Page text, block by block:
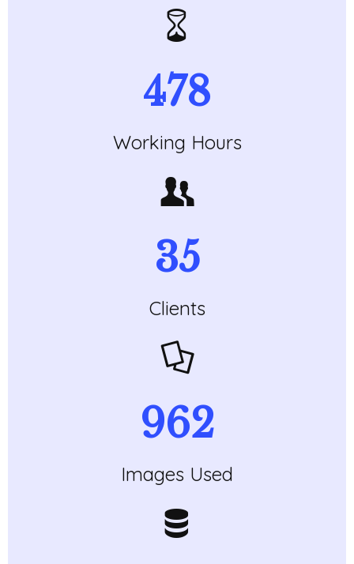
478
Working Hours
35
Clients
1025
Images Used